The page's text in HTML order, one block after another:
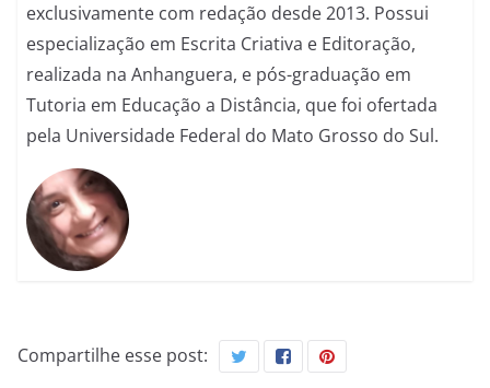
exclusivamente com redação desde 2013. Possui
especialização em Escrita Criativa e Editoração,
realizada na Anhanguera, e pós-graduação em
Tutoria em Educação a Distância, que foi ofertada
pela Universidade Federal do Mato Grosso do Sul.
Compartilhe esse post: